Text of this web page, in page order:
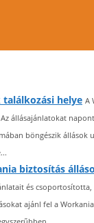
helye A
állásajánlatokat
böngészik állások
biztosítás
és
ajánl fel a